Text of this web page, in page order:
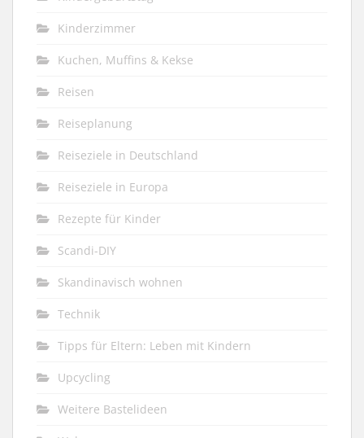
Kinderzimmer
Kuchen, Muffins & Kekse
Reisen
Reiseplanung
Reiseziele in Deutschland
Reiseziele in Europa
Rezepte für Kinder
Scandi-DIY
Skandinavisch wohnen
Technik
Tipps für Eltern: Leben mit Kindern
Upcycling
Weitere Bastelideen